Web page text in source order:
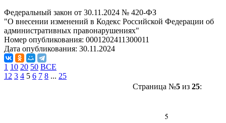
Федеральный закон от 30.11.2024 № 420-ФЗ
"О внесении изменений в Кодекс Российской Федерации об
административных правонарушениях"
Номер опубликования: 0001202411300011
Дата опубликования: 30.11.2024
1 10 20 50 ВСЕ
1 2 3 4 5 6 7 8 ... 25
Страница №5из 25: